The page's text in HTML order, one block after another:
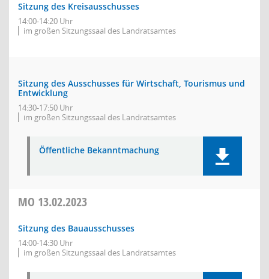
Sitzung des Kreisausschusses
14:00-14:20 Uhr
im großen Sitzungssaal des Landratsamtes
Sitzung des Ausschusses für Wirtschaft, Tourismus und
Entwicklung
14:30-17:50 Uhr
im großen Sitzungssaal des Landratsamtes
Öffentliche Bekanntmachung
MO 13.02.2023
Sitzung des Bauausschusses
14:00-14:30 Uhr
im großen Sitzungssaal des Landratsamtes